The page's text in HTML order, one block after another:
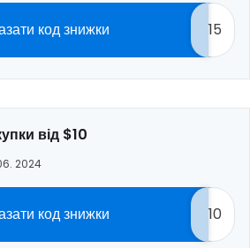
код знижки 15
від $10
2024
код знижки 10